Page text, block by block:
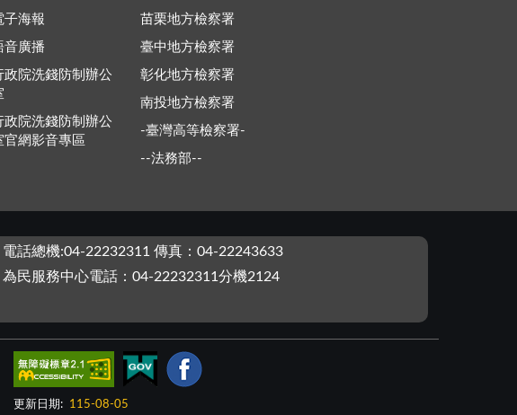
子海報
音廣播
政院洗錢防制辦公
政院洗錢防制辦公
官網影音專區
苗栗地方檢察署
臺中地方檢察署
彰化地方檢察署
南投地方檢察署
-臺灣高等檢察署-
--法務部--
電話總機:04-22232311 傳真：04-22243633
為民服務中心電話：04-22232311分機2124
更新日期: 115-08-05